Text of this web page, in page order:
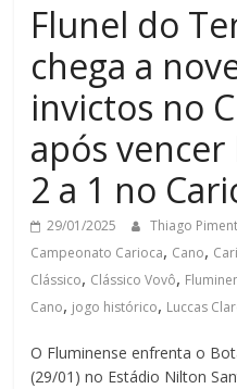
Flunel do
chega a
invictos no
após
2 a 1 no
29/01/2025 Thiago
Campeonato Carioca, Cano,
Clássico, Clássico Vovô,
Cano, jogo histórico, Luccas
O Fluminense enfrenta o
(29/01) no Estádio Nilton